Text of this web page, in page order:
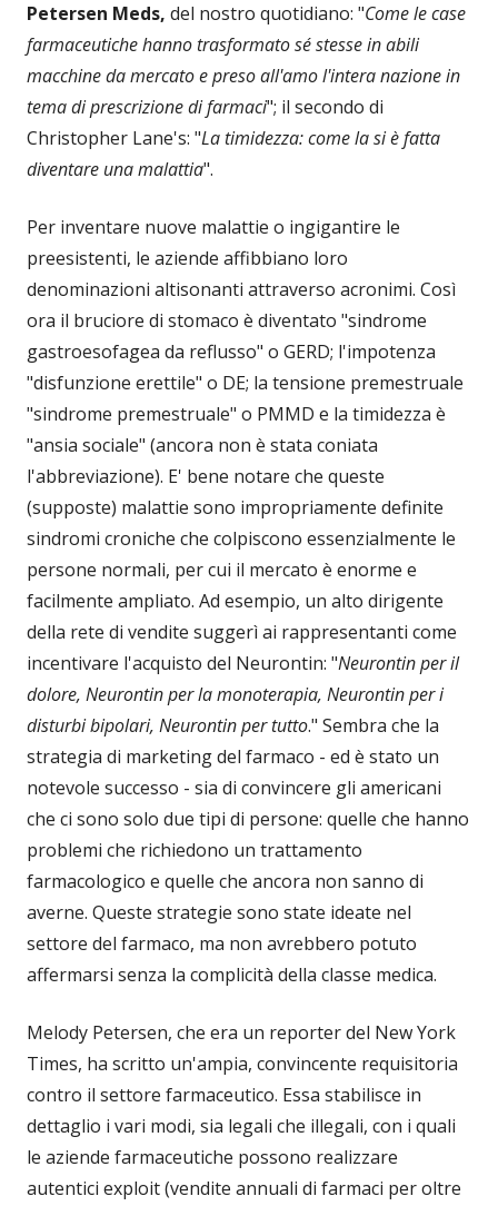
Petersen Meds, del nostro quotidiano: "Come le case
farmaceutiche hanno trasformato sé stesse in abili
macchine da mercato e preso all'amo l'intera nazione in
tema di prescrizione di farmaci"; il secondo di
Christopher Lane's: "La timidezza: come la si è fatta
diventare una malattia".
Per inventare nuove malattie o ingigantire le
preesistenti, le aziende affibbiano loro
denominazioni altisonanti attraverso acronimi. Così
ora il bruciore di stomaco è diventato "sindrome
gastroesofagea da reflusso" o GERD; l'impotenza
"disfunzione erettile" o DE; la tensione premestruale
"sindrome premestruale" o PMMD e la timidezza è
"ansia sociale" (ancora non è stata coniata
l'abbreviazione). E' bene notare che queste
(supposte) malattie sono impropriamente definite
sindromi croniche che colpiscono essenzialmente le
persone normali, per cui il mercato è enorme e
facilmente ampliato. Ad esempio, un alto dirigente
della rete di vendite suggerì ai rappresentanti come
incentivare l'acquisto del Neurontin: "Neurontin per il
dolore, Neurontin per la monoterapia, Neurontin per i
disturbi bipolari, Neurontin per tutto." Sembra che la
strategia di marketing del farmaco - ed è stato un
notevole successo - sia di convincere gli americani
che ci sono solo due tipi di persone: quelle che hanno
problemi che richiedono un trattamento
farmacologico e quelle che ancora non sanno di
averne. Queste strategie sono state ideate nel
settore del farmaco, ma non avrebbero potuto
affermarsi senza la complicità della classe medica.
Melody Petersen, che era un reporter del New York
Times, ha scritto un'ampia, convincente requisitoria
contro il settore farmaceutico. Essa stabilisce in
dettaglio i vari modi, sia legali che illegali, con i quali
le aziende farmaceutiche possono realizzare
autentici exploit (vendite annuali di farmaci per oltre